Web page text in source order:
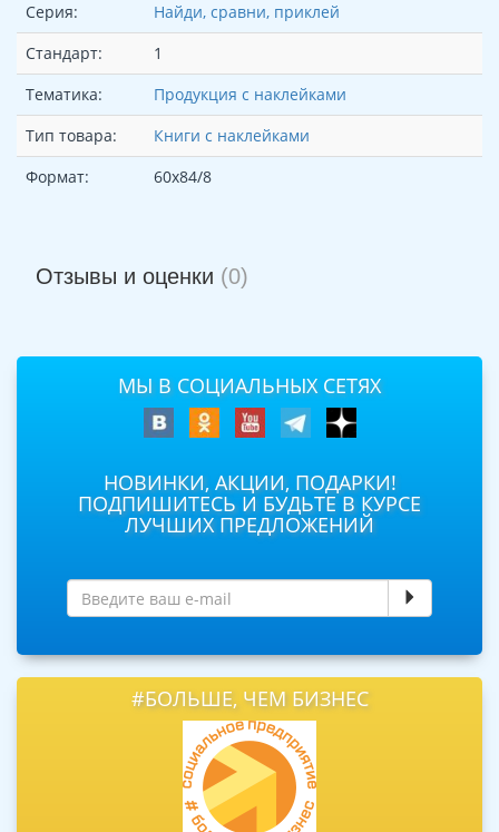
Серия:
Найди, сравни, приклей
Стандарт:
1
Тематика:
Продукция с наклейками
Тип товара:
Книги с наклейками
Формат:
60х84/8
Отзывы и оценки (0)
МЫ В СОЦИАЛЬНЫХ СЕТЯХ
НОВИНКИ, АКЦИИ, ПОДАРКИ!
ПОДПИШИТЕСЬ И БУДЬТЕ В КУРСЕ
ЛУЧШИХ ПРЕДЛОЖЕНИЙ
#БОЛЬШЕ, ЧЕМ БИЗНЕС